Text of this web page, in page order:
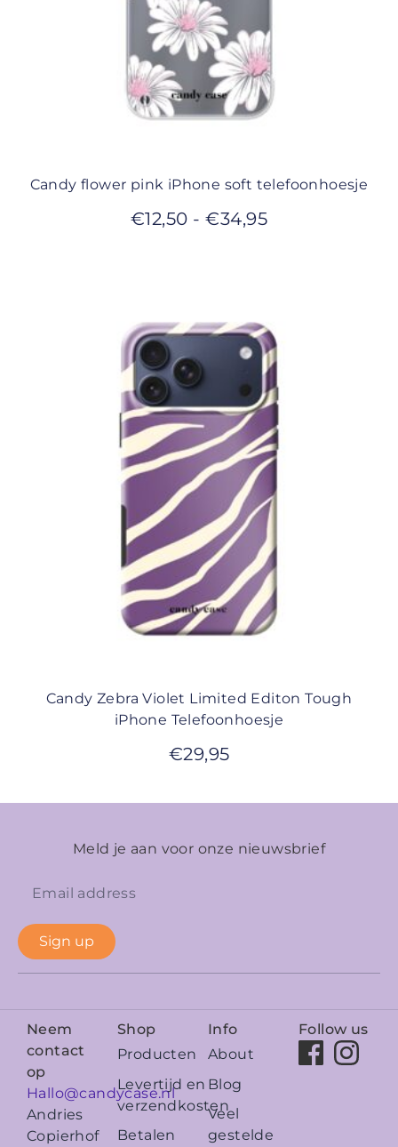
Candy flower pink iPhone soft telefoonhoesje
€12,50 - €34,95
Candy Zebra Violet Limited Editon Tough
iPhone Telefoonhoesje
€29,95
Meld je aan voor onze nieuwsbrief
Sign up
Neem
contact
op
Hallo@candycase.nl
Andries
Copierhof
Shop
Producten
Levertijd en
verzendkosten
Betalen
Info
About
Blog
Veel
gestelde
Follow us